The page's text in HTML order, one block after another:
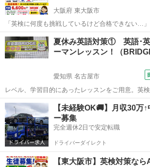
大阪府 東大阪市
「英検に何度も挑戦しているけど合格できない…
ばいいか分からない…」 「短期間で合格を目指し
は、ABC英語塾にお任せください！ 🏆 英検対策
🏆 5級～1級まで...
大阪 東大阪市 英検 1級
夏休み英語対策① 英語･英
ーマンレッスン！（
愛知県 名古屋市
レベル、学習目的にあったレッスンをご用意。英検
ご希望にあわせてプログラムします。
愛知 名古屋市 英検
【未経験OK🚚】月収30万
ー募集
完全週休2日で安定転職
ドライバーダイレクト
【東大阪市】英検対策な